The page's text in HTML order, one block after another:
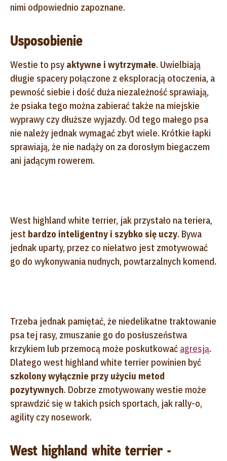
nimi odpowiednio zapoznane.
Usposobienie
Westie to psy aktywne i wytrzymałe. Uwielbiają
długie spacery połączone z eksploracją otoczenia, a
pewność siebie i dość duża niezależność sprawiają,
że psiaka tego można zabierać także na miejskie
wyprawy czy dłuższe wyjazdy. Od tego małego psa
nie należy jednak wymagać zbyt wiele. Krótkie łapki
sprawiają, że nie nadąży on za dorosłym biegaczem
ani jadącym rowerem.
West highland white terrier, jak przystało na teriera,
jest bardzo inteligentny i szybko się uczy. Bywa
jednak uparty, przez co niełatwo jest zmotywować
go do wykonywania nudnych, powtarzalnych komend.
Trzeba jednak pamiętać, że niedelikatne traktowanie
psa tej rasy, zmuszanie go do posłuszeństwa
krzykiem lub przemocą może poskutkować agresją.
Dlatego west highland white terrier powinien być
szkolony wyłącznie przy użyciu metod
pozytywnych. Dobrze zmotywowany westie może
sprawdzić się w takich psich sportach, jak rally-o,
agility czy nosework.
West highland white terrier -